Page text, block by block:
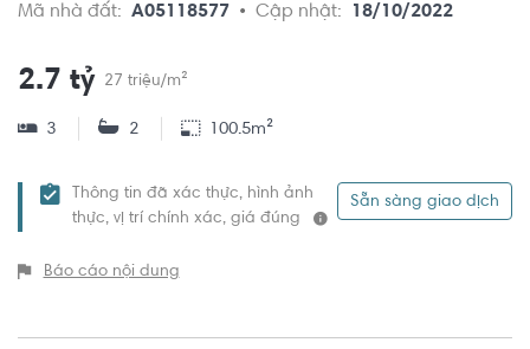
Mã nhà đất: A05118577 Cập nhật: 18/10/2022
2.7 tỷ 27 triệu/m²
3 2 100.5m²
Thông tin đã xác thực, hình ảnh
thực, vị trí chính xác, giá đúng
Sẵn sàng giao dịch
Báo cáo nội dung